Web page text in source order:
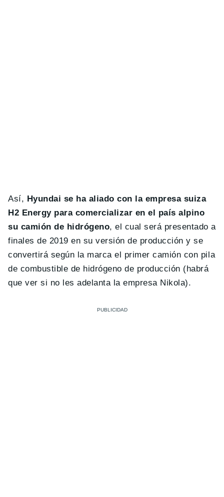
Así, Hyundai se ha aliado con la empresa suiza
H2 Energy para comercializar en el país alpino
su camión de hidrógeno, el cual será presentado a
finales de 2019 en su versión de producción y se
convertirá según la marca el primer camión con pila
de combustible de hidrógeno de producción (habrá
que ver si no les adelanta la empresa Nikola).